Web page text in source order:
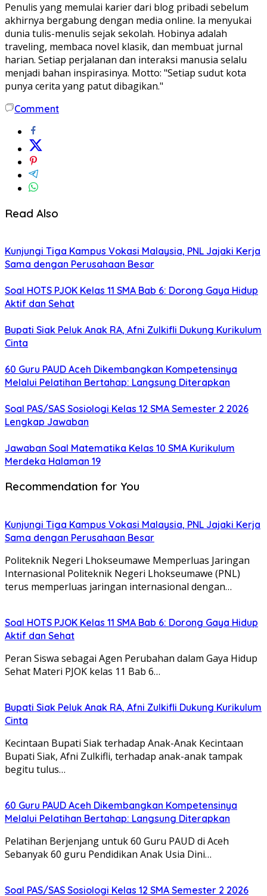
Penulis yang memulai karier dari blog pribadi sebelum
akhirnya bergabung dengan media online. Ia menyukai
dunia tulis-menulis sejak sekolah. Hobinya adalah
traveling, membaca novel klasik, dan membuat jurnal
harian. Setiap perjalanan dan interaksi manusia selalu
menjadi bahan inspirasinya. Motto: "Setiap sudut kota
punya cerita yang patut dibagikan."
Comment
Read Also
Kunjungi Tiga Kampus Vokasi Malaysia, PNL Jajaki Kerja
Sama dengan Perusahaan Besar
Soal HOTS PJOK Kelas 11 SMA Bab 6: Dorong Gaya Hidup
Aktif dan Sehat
Bupati Siak Peluk Anak RA, Afni Zulkifli Dukung Kurikulum
Cinta
60 Guru PAUD Aceh Dikembangkan Kompetensinya
Melalui Pelatihan Bertahap: Langsung Diterapkan
Soal PAS/SAS Sosiologi Kelas 12 SMA Semester 2 2026
Lengkap Jawaban
Jawaban Soal Matematika Kelas 10 SMA Kurikulum
Merdeka Halaman 19
Recommendation for You
Kunjungi Tiga Kampus Vokasi Malaysia, PNL Jajaki Kerja
Sama dengan Perusahaan Besar
Politeknik Negeri Lhokseumawe Memperluas Jaringan
Internasional Politeknik Negeri Lhokseumawe (PNL)
terus memperluas jaringan internasional dengan…
Soal HOTS PJOK Kelas 11 SMA Bab 6: Dorong Gaya Hidup
Aktif dan Sehat
Peran Siswa sebagai Agen Perubahan dalam Gaya Hidup
Sehat Materi PJOK kelas 11 Bab 6…
Bupati Siak Peluk Anak RA, Afni Zulkifli Dukung Kurikulum
Cinta
Kecintaan Bupati Siak terhadap Anak-Anak Kecintaan
Bupati Siak, Afni Zulkifli, terhadap anak-anak tampak
begitu tulus…
60 Guru PAUD Aceh Dikembangkan Kompetensinya
Melalui Pelatihan Bertahap: Langsung Diterapkan
Pelatihan Berjenjang untuk 60 Guru PAUD di Aceh
Sebanyak 60 guru Pendidikan Anak Usia Dini…
Soal PAS/SAS Sosiologi Kelas 12 SMA Semester 2 2026